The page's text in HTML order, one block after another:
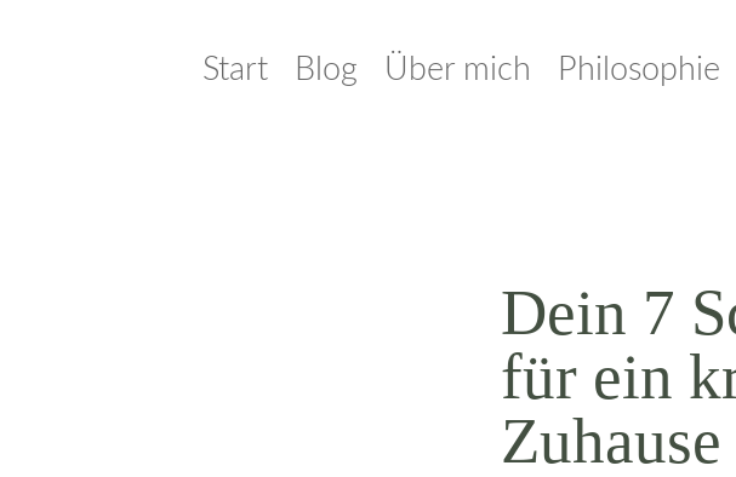
Start Blog Über mich Philosophie
Dein 7
für ein